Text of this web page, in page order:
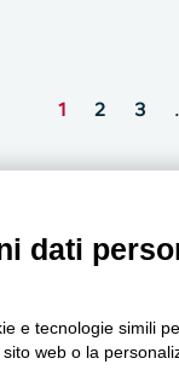
1 2 3
dati
e tecnologie simili
web o la